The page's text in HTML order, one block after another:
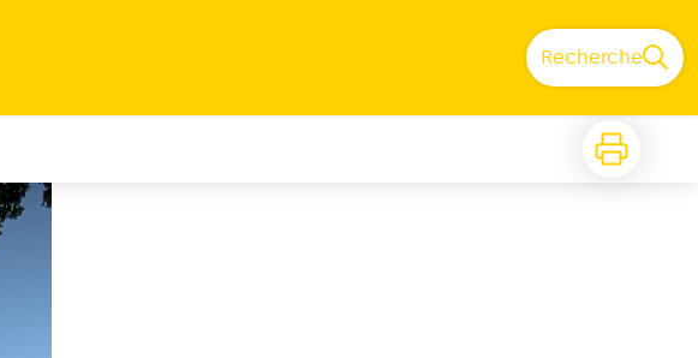
Recherche